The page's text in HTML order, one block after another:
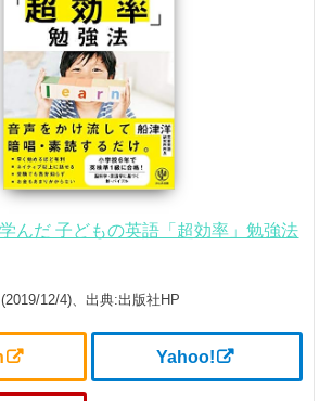
んだ 子どもの英語「超効率」勉強法
12/4)、出典:出版社HP
Yahoo!